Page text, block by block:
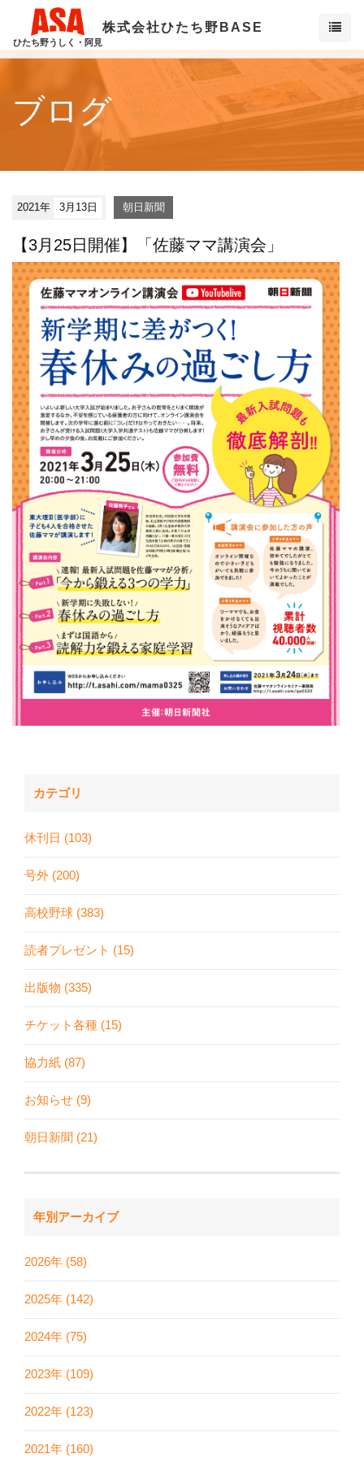
ひたち野うしく・阿見
株式会社ひたち野BASE
ブログ
2021年 3月13日 朝日新聞
【3月25日開催】「佐藤ママ講演会」
カテゴリ
休刊日 (103)
号外 (200)
高校野球 (383)
読者プレゼント (15)
出版物 (335)
チケット各種 (15)
協力紙 (87)
お知らせ (9)
朝日新聞 (21)
年別アーカイブ
2026年 (58)
2025年 (142)
2024年 (75)
2023年 (109)
2022年 (123)
2021年 (160)